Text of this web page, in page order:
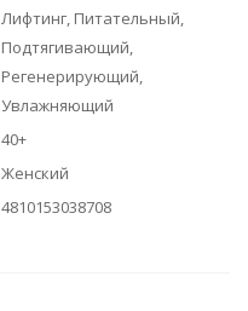
Лифтинг, Питательный,
Подтягивающий,
Регенерирующий,
Увлажняющий
40+
Женский
4810153038708